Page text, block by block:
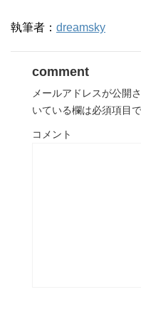
執筆者： dreamsky
comment
メールアドレスが公開
いている欄は必須項目
コメント